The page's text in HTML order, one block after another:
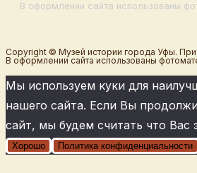
В оформлении сайта использованы
Copyright © Музей истории города Уфы.
В оформлении сайта использованы
Мы используем куки для
нашего сайта. Если Вы
сайт, мы будем считать что Вас
Хорошо Политика конфиденциальности